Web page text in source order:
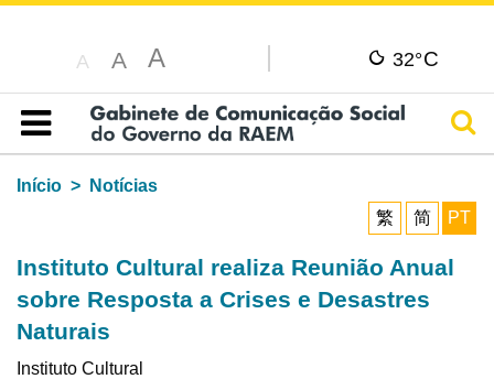
A A A 32°C
Índice
Início
Notícias
繁
简 PT
Instituto Cultural realiza Reunião Anual
sobre Resposta a Crises e Desastres
Naturais
Instituto Cultural